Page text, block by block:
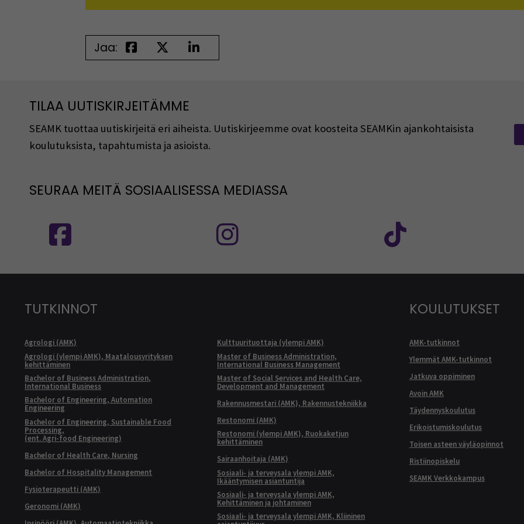
Jaa:
TILAA UUTISKIRJEITÄMME
SEAMK tuottaa uutiskirjeitä eri aiheista. Uutiskirjeemme ovat koosteita SEAMKin ajankohtaisista
koulutuksista, tapahtumista ja asioista.
SEURAA MEITÄ SOSIAALISESSA MEDIASSA
TUTKINNOT
Agrologi (AMK)
Agrologi (ylempi AMK), Maatalousyrityksen
kehittäminen
Bachelor of Business Administration,
International Business
Bachelor of Engineering, Automation
Engineering
Bachelor of Engineering, Sustainable Food
Processing,
(ent. Agri-food Engineering)
Bachelor of Health Care, Nursing
Bachelor of Hospitality Management
Fysioterapeutti (AMK)
Geronomi (AMK)
Kulttuurituottaja (ylempi AMK)
Master of Business Administration,
International Business Management
Master of Social Services and Health Care,
Development and Management
Rakennusmestari (AMK), Rakennustekniikka
Restonomi (AMK)
Restonomi (ylempi AMK), Ruokaketjun
kehittäminen
Sairaanhoitaja (AMK)
Sosiaali- ja terveysala ylempi AMK,
Ikääntymisen asiantuntija
Sosiaali- ja terveysala ylempi AMK,
Kehittäminen ja johtaminen
Sosiaali- ja terveysala ylempi AMK, Kliininen
KOULUTUKSET
AMK-tutkinnot
Ylemmät AMK-tutkinnot
Jatkuva oppiminen
Avoin AMK
Täydennyskoulutus
Erikoistumiskoulutus
Toisen asteen väyläopinnot
Ristiinopiskelu
SEAMK Verkkokampus